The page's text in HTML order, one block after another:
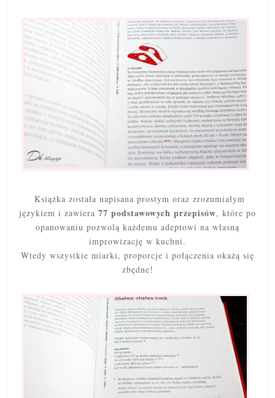
Książka została napisana prostym oraz zrozumiałym
językiem i zawiera 77 podstawowych przepisów, które po
opanowaniu pozwolą każdemu adeptowi na własną
improwizację w kuchni.
Wtedy wszystkie miarki, proporcje i połączenia okażą się
zbędne!